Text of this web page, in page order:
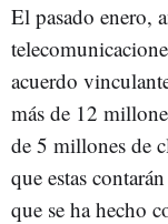
El pasado enero,
acuerdo
más de 12
de 5 millones de
que estas
que se ha hecho